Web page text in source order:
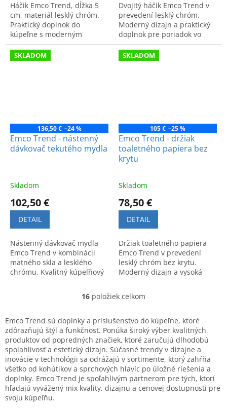
Háčik Emco Trend, dĺžka 5
cm, materiál lesklý chróm.
Praktický doplnok do
kúpeľne s moderným
dizajnom a vysokou kvalitou
spracovania.
Dvojitý háčik Emco Trend v
prevedení lesklý chróm.
Moderný dizajn a praktický
doplnok pre poriadok vo
vašej kúpeľni. Kvalitné
spracovanie a luxusný
vzhľad.
SKLADOM
136,50 € –24 %
Emco Trend - nástenný
dávkovač tekutého mydla
Skladom
102,50 €
DETAIL
Nástenný dávkovač mydla
Emco Trend v kombinácii
matného skla a lesklého
chrómu. Kvalitný kúpeľňový
SKLADOM
105 € –25 %
Emco Trend - držiak
toaletného papiera bez
krytu
Skladom
78,50 €
DETAIL
Držiak toaletného papiera
Emco Trend v prevedení
lesklý chróm bez krytu.
Moderný dizajn a vysoká
kúpeľňu.
O
l
á
d
a
c
i
e
p
16 položiek celkom
Emco Trend sú doplnky a príslušenstvo do kúpeľne, ktoré
zdôrazňujú štýl a funkčnosť. Ponúka široký výber kvalitných
produktov od popredných značiek, ktoré zaručujú dlhodobú
spoľahlivosť a estetický dizajn. Súčasné trendy v dizajne a
inovácie v technológii sa odrážajú v sortimente, ktorý zahŕňa
všetko od kohútikov a sprchových hlavíc po úložné riešenia a
doplnky. Emco Trend je spoľahlivým partnerom pre tých, ktorí
hľadajú vyvážený mix kvality, dizajnu a cenovej dostupnosti pre
svoju kúpeľňu.